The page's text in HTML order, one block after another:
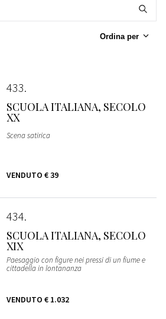
Ordina per
433
SCUOLA ITALIANA, SECOLO
XX
Scena satirica
VENDUTO € 39
434
SCUOLA ITALIANA, SECOLO
XIX
Paesaggio con figure nei pressi di un fiume e
cittadella in lontananza
VENDUTO € 1.032